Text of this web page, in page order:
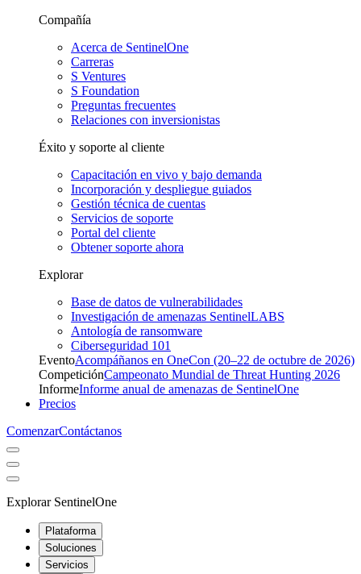
Compañía
Acerca de SentinelOne
Carreras
S Ventures
S Foundation
Preguntas frecuentes
Relaciones con inversionistas
Éxito y soporte al cliente
Capacitación en vivo y bajo demanda
Incorporación y despliegue guiados
Gestión técnica de cuentas
Servicios de soporte
Portal del cliente
Obtener soporte ahora
Explorar
Base de datos de vulnerabilidades
Investigación de amenazas SentinelLABS
Antología de ransomware
Ciberseguridad 101
EventoAcompáñanos en OneCon (20–22 de octubre de 2026)
CompeticiónCampeonato Mundial de Threat Hunting 2026
InformeInforme anual de amenazas de SentinelOne
Precios
ComenzarContáctanos
Explorar SentinelOne
Plataforma
Soluciones
Servicios